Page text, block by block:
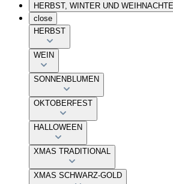
HERBST, WINTER UND
close
HERBST
WEIN
SONNENBLUMEN
OKTOBERFEST
HALLOWEEN
XMAS TRADITIONAL
XMAS SCHWARZ-GOLD